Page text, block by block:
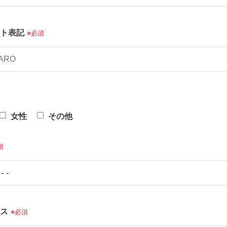
表記 ※必須
女性 その他
※必須